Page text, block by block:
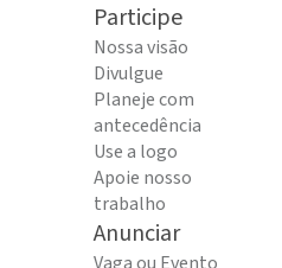
Participe
Nossa visão
Divulgue
Planeje com
antecedência
Use a logo
Apoie nosso
trabalho
Anunciar